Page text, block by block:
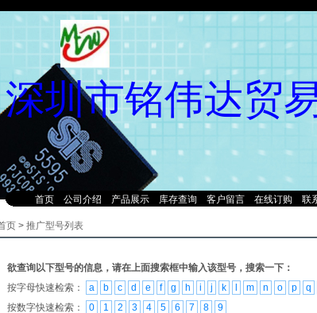
首页 公司介绍 产品展示 库存查询 客户留言 在线订购 联
深圳市铭伟达贸
页 > 推广型号列表
欲查询以下型号的信息，请在上面搜索框中输入该型号，搜索一下：
按字母快速检索：
a b c d e f g h i j k m n o p q
按数字快速检索：
0 1 2 3 4 5 6 7 8 9